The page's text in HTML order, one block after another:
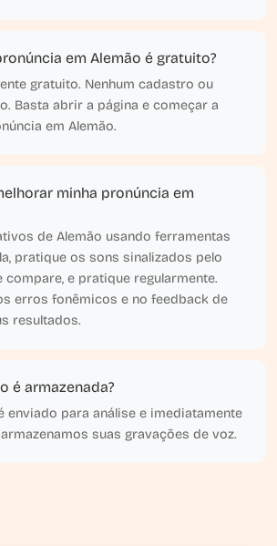
em Alemão é gratuito?
gratuito. Nenhum cadastro ou
Basta abrir a página e começar a
em Alemão.
minha pronúncia em
de Alemão usando ferramentas
pratique os sons sinalizados pelo
compare, e pratique regularmente.
erros fonêmicos e no feedback de
resultados.
é armazenada?
enviado para análise e imediatamente
suas gravações de voz.